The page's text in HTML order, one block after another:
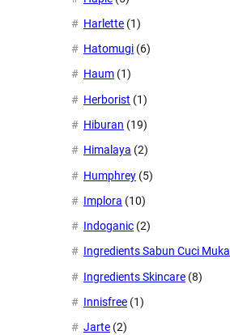
Harlette (1)
Hatomugi (6)
Haum (1)
Herborist (1)
Hiburan (19)
Himalaya (2)
Humphrey (5)
Implora (10)
Indoganic (2)
Ingredients Sabun Cuci Muka
Ingredients Skincare (8)
Innisfree (1)
Jarte (2)